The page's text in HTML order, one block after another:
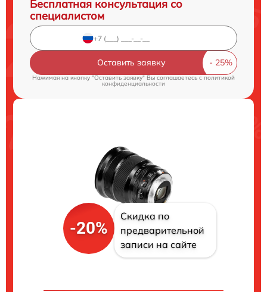
Бесплатная консультация со
специалистом
Оставить заявку
Нажимая на кнопку "Оставить заявку" Вы соглашаетесь c политикой
конфиденциальности
-20%
Скидка по
предварительной
записи на сайте